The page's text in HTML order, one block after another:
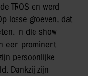
TROS en werd
losse groeven, dat
In die show
een prominent
persoonlijke
Dankzij zijn